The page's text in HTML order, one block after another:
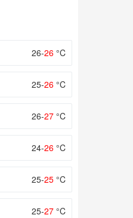
26-26 °C
25-26 °C
26-27 °C
24-26 °C
25-25 °C
25-27 °C